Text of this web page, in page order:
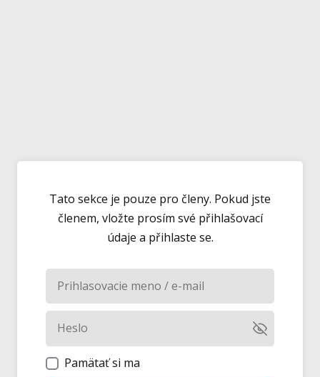
Tato sekce je pouze pro členy. Pokud jste
členem, vložte prosím své přihlašovací
údaje a přihlaste se.
Pamätať si ma